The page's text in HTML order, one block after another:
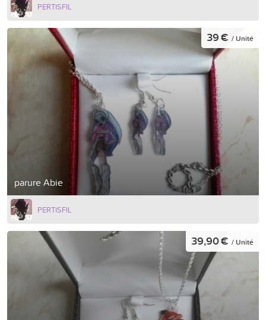
PERTISFIL
parure Abie
39 € / Unité
PERTISFIL
39,90 € / Unité